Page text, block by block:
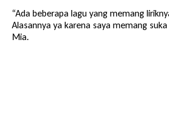
“Ada beberapa lagu yang memang
Alasannya ya karena saya memang
Mia.